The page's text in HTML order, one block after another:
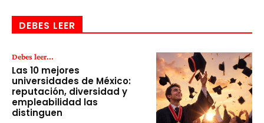
DEBES LEER
Debes leer...
Las 10 mejores
universidades de México:
reputación, diversidad y
empleabilidad las
distinguen